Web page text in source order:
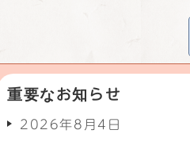
重要なお知らせ
2026年8月4日